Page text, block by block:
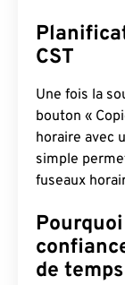
CST
Une fois la
bouton «
horaire avec
simple
fuseaux
de